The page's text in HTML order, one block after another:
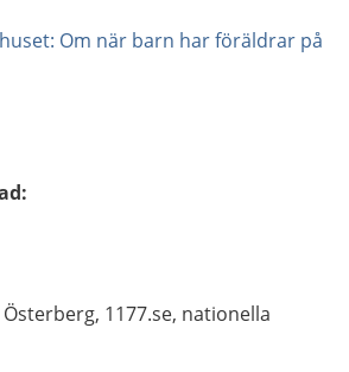
Om när barn har föräldrar på
:
1177.se, nationella